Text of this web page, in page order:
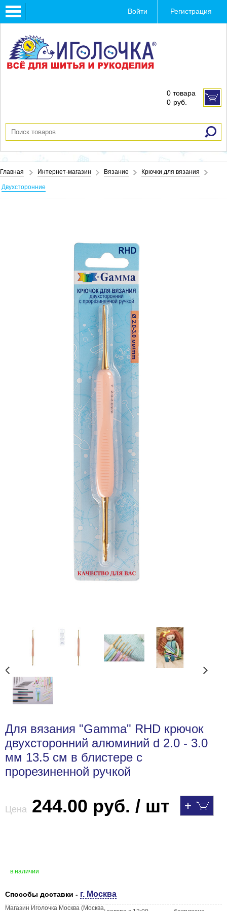
Toggle
navigation
Войти Регистрация
0 товара
0 руб.
Главная Интернет-магазин Вязание Крючки для вязания
Двухсторонние
Для вязания "Gamma" RHD крючок
двухсторонний алюминий d 2.0 - 3.0
мм 13.5 см в блистере с
прорезиненной ручкой
Цена 244.00 руб. / шт
в наличии
Способы доставки - г. Москва
Магазин Иголочка Москва (Москва,